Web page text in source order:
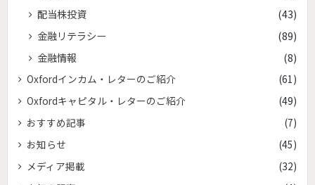
配当株投資
(43)
金融リテラシー
(89)
金融情報
(8)
Oxfordインカム・レターのご紹介
(61)
Oxfordキャピタル・レターのご紹介
(49)
おすすめ記事
(7)
お知らせ
(45)
メディア掲載
(32)